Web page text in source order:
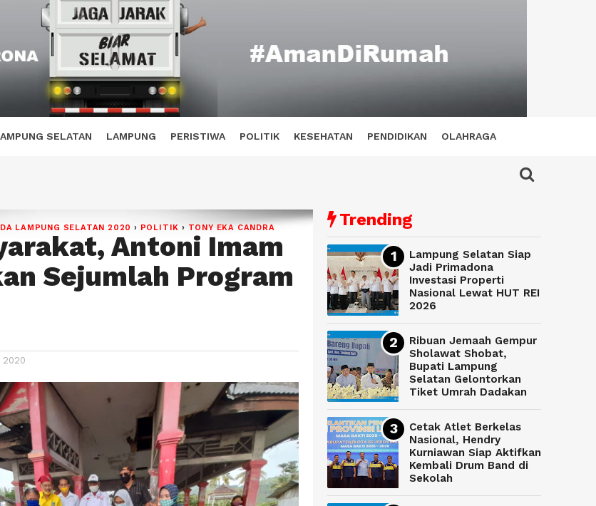
SELATAN LAMPUNG PERISTIWA POLITIK KESEHATAN PENDIDIKAN OLAHRAGA
LAMPUNG SELATAN 2020 › POLITIK › TONY EKA CANDRA
Antoni Imam
Sejumlah Program
2020
Trending
Lampung Selatan Siap
Jadi Primadona
Investasi Properti
Nasional Lewat HUT REI
2026
Ribuan Jemaah Gempur
Sholawat Shobat,
Bupati Lampung
Selatan Gelontorkan
Tiket Umrah Dadakan
Cetak Atlet Berkelas
Nasional, Hendry
Kurniawan Siap Aktifkan
Kembali Drum Band di
Sekolah